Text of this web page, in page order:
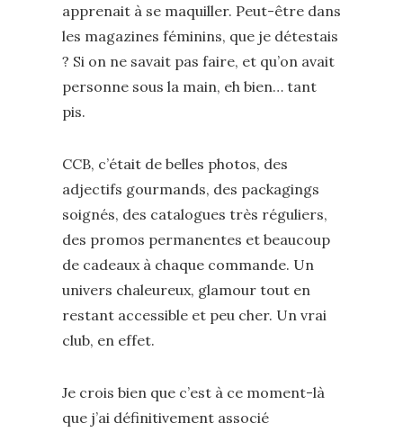
apprenait à se maquiller. Peut-être dans
les magazines féminins, que je détestais
? Si on ne savait pas faire, et qu’on avait
personne sous la main, eh bien… tant
pis.
CCB, c’était de belles photos, des
adjectifs gourmands, des packagings
soignés, des catalogues très réguliers,
des promos permanentes et beaucoup
de cadeaux à chaque commande. Un
univers chaleureux, glamour tout en
restant accessible et peu cher. Un vrai
club, en effet.
Je crois bien que c’est à ce moment-là
que j’ai définitivement associé